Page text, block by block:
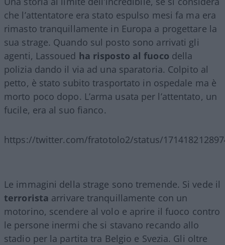
che l’attentatore era stato espulso mesi fa ma era
rimasto tranquillamente in Europa a progettare la
sua strage. Quando sul posto sono arrivati gli
agenti, Lassoued ha risposto al fuoco della
polizia dando il via ad una sparatoria. Colpito al
petto, è stato subito trasportato in ospedale ma è
morto poco dopo. L’arma usata per l’attentato, un
fucile, era al suo fianco.
https://twitter.com/fratotolo2/status/
Le immagini della strage sono tremende. Si vede il
terrorista arrivare tranquillamente con un
motorino, scendere al volo e aprire il fuoco contro
le persone inermi che si stavano recando allo
stadio per la partita tra Belgio e Svezia. Gli oltre